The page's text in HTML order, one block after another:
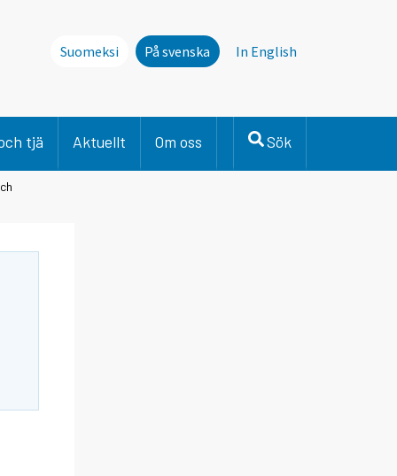
Suomeksi På svenska In English
tjä Aktuellt Om oss Sök